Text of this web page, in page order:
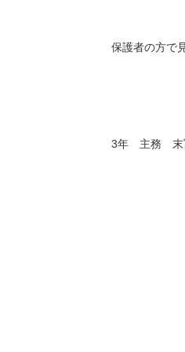
保護者の方で
3年 主務 末